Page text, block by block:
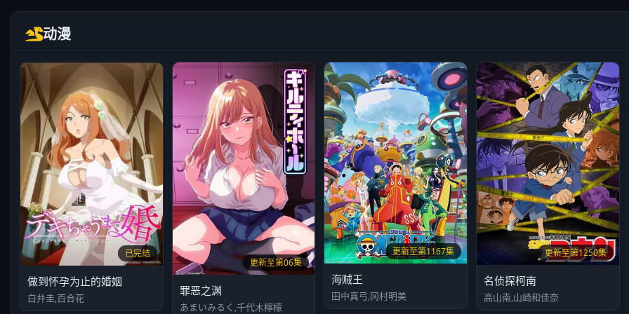
动漫
已完结
做到怀孕为止的婚姻
白井圭,百合花
更新至第06集
罪恶之渊
あまいみるく,千代木檸檬
更新至第1167集
海贼王
田中真弓,冈村明美
更新至第1250集
名侦探柯南
高山南,山崎和佳奈